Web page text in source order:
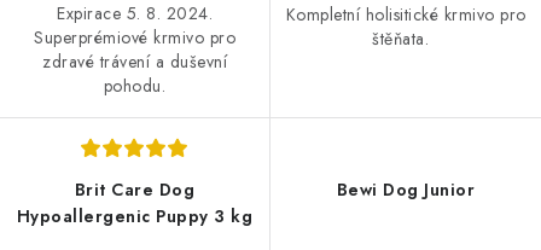
Expirace 5. 8. 2024.
Superprémiové krmivo pro
zdravé trávení a duševní
pohodu.
Kompletní holisitické krmivo pro
štěňata.
Brit Care Dog
Hypoallergenic Puppy 3 kg
Bewi Dog Junior